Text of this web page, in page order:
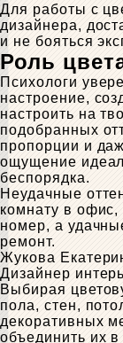
Для работы с
дизайнера,
и не бояться
Роль
Психологи
настроение,
настроить на
подобранных
пропорции и
ощущение
беспорядка.
Неудачные
комнату в офис,
номер, а
ремонт.
Жукова
Дизайнер
Выбирая
пола, стен,
декоративных
объединить их